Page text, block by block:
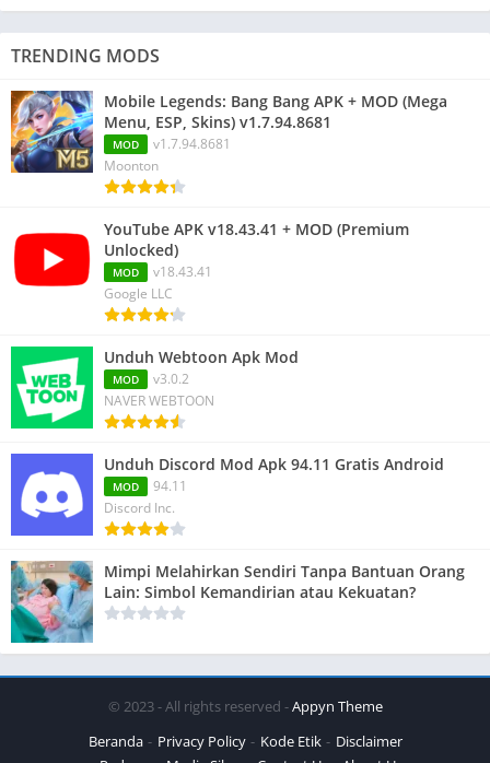
TRENDING MODS
Mobile Legends: Bang Bang APK + MOD (Mega
Menu, ESP, Skins) v1.7.94.8681
MOD
v1.7.94.8681
Moonton
YouTube APK v18.43.41 + MOD (Premium
Unlocked)
MOD
v18.43.41
Google LLC
Unduh Webtoon Apk Mod
MOD
v3.0.2
NAVER WEBTOON
Unduh Discord Mod Apk 94.11 Gratis Android
MOD
94.11
Discord Inc.
Mimpi Melahirkan Sendiri Tanpa Bantuan Orang
Lain: Simbol Kemandirian atau Kekuatan?
© 2023 - All rights reserved -Appyn Theme
Beranda
Privacy Policy Kode Etik
Disclaimer